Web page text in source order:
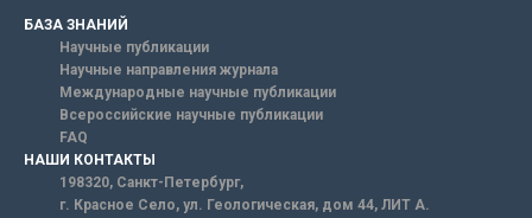
БАЗА ЗНАНИЙ
Научные публикации
Научные направления журнала
Международные научные публикации
Всероссийские научные публикации
FAQ
НАШИ КОНТАКТЫ
198320, Санкт-Петербург,
г. Красное Село, ул. Геологическая, дом 44, ЛИТ А.